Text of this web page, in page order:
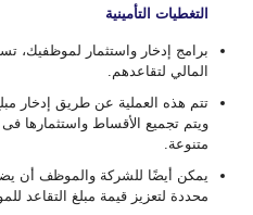
التغطيات التأمينية
برامج إدخار واستثمار لموظفيك،
المالي لتقاعدهم.
تتم هذه العملية عن طريق إدخار
ويتم تجميع الأقساط واستثمارها
متنوعة.
يمكن أيضًا للشركة والموظف أن
محددة لتعزيز قيمة مبلغ التقاعد